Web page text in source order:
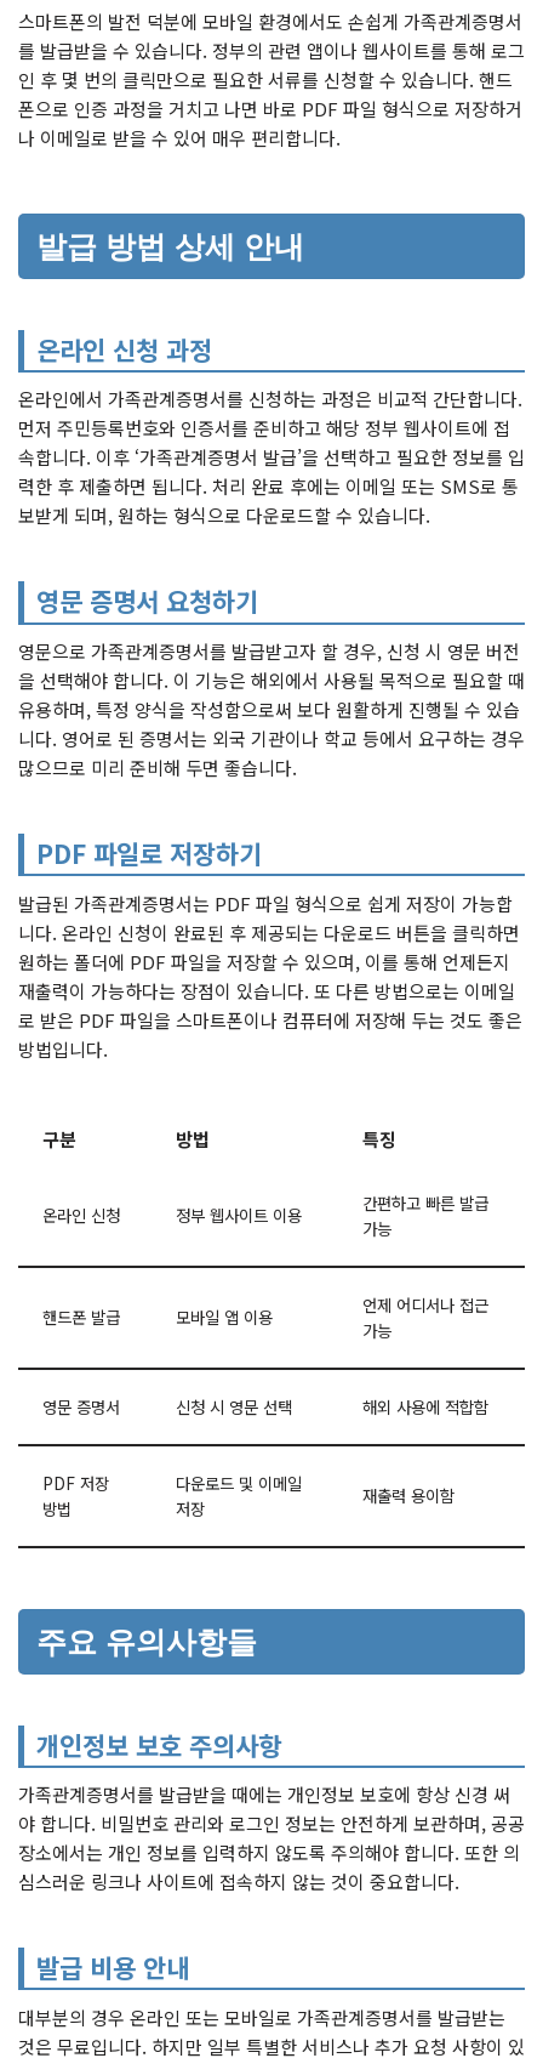
스마트폰의 발전 덕분에 모바일 환경에서도 손쉽게 가족관계증명서
를 발급받을 수 있습니다. 정부의 관련 앱이나 웹사이트를 통해 로그
인 후 몇 번의 클릭만으로 필요한 서류를 신청할 수 있습니다. 핸드
폰으로 인증 과정을 거치고 나면 바로 PDF 파일 형식으로 저장하거
나 이메일로 받을 수 있어 매우 편리합니다.
발급 방법 상세 안내
온라인 신청 과정
온라인에서 가족관계증명서를 신청하는 과정은 비교적 간단합니다.
먼저 주민등록번호와 인증서를 준비하고 해당 정부 웹사이트에 접
속합니다. 이후 ‘가족관계증명서 발급’을 선택하고 필요한 정보를 입
력한 후 제출하면 됩니다. 처리 완료 후에는 이메일 또는 SMS로 통
보받게 되며, 원하는 형식으로 다운로드할 수 있습니다.
영문 증명서 요청하기
영문으로 가족관계증명서를 발급받고자 할 경우, 신청 시 영문 버전
을 선택해야 합니다. 이 기능은 해외에서 사용될 목적으로 필요할 때
유용하며, 특정 양식을 작성함으로써 보다 원활하게 진행될 수 있습
니다. 영어로 된 증명서는 외국 기관이나 학교 등에서 요구하는 경우
많으므로 미리 준비해 두면 좋습니다.
PDF 파일로 저장하기
발급된 가족관계증명서는 PDF 파일 형식으로 쉽게 저장이 가능합
니다. 온라인 신청이 완료된 후 제공되는 다운로드 버튼을 클릭하면
원하는 폴더에 PDF 파일을 저장할 수 있으며, 이를 통해 언제든지
재출력이 가능하다는 장점이 있습니다. 또 다른 방법으로는 이메일
로 받은 PDF 파일을 스마트폰이나 컴퓨터에 저장해 두는 것도 좋은
방법입니다.
구분 방법 특징
온라인 신청 정부 웹사이트 이용
간편하고 빠른 발급
가능
핸드폰 발급 모바일 앱 이용
언제 어디서나 접근
가능
영문 증명서 신청 시 영문 선택 해외 사용에 적합함
PDF 저장
방법
다운로드 및 이메일
저장
재출력 용이함
주요 유의사항들
개인정보 보호 주의사항
가족관계증명서를 발급받을 때에는 개인정보 보호에 항상 신경 써
야 합니다. 비밀번호 관리와 로그인 정보는 안전하게 보관하며, 공공
장소에서는 개인 정보를 입력하지 않도록 주의해야 합니다. 또한 의
심스러운 링크나 사이트에 접속하지 않는 것이 중요합니다.
발급 비용 안내
대부분의 경우 온라인 또는 모바일로 가족관계증명서를 발급받는
것은 무료입니다. 하지만 일부 특별한 서비스나 추가 요청 사항이 있